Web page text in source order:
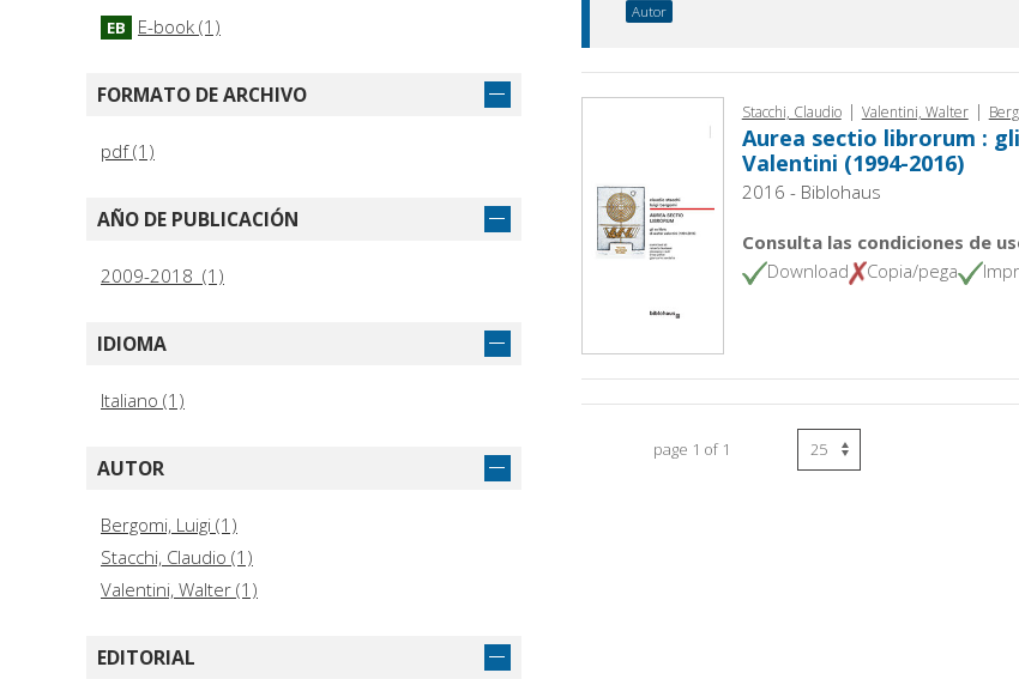
EB E-book (1)
FORMATO DE ARCHIVO
pdf (1)
AÑO DE PUBLICACIÓN
2009-2018 (1)
IDIOMA
Italiano (1)
AUTOR
Bergomi, Luigi (1)
Stacchi, Claudio (1)
Valentini, Walter (1)
EDITORIAL
Autor
Stacchi, Claudio | Valentini, Walter |
Aurea sectio librorum :
Valentini (1994-2016)
2016 - Biblohaus
Consulta las condiciones de
Download
Copia/pega
page 1 of 1